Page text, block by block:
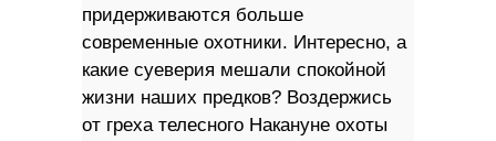
придерживаются больше
современные охотники. Интересно, а
какие суеверия мешали спокойной
жизни наших предков? Воздержись
от греха телесного Накануне охоты